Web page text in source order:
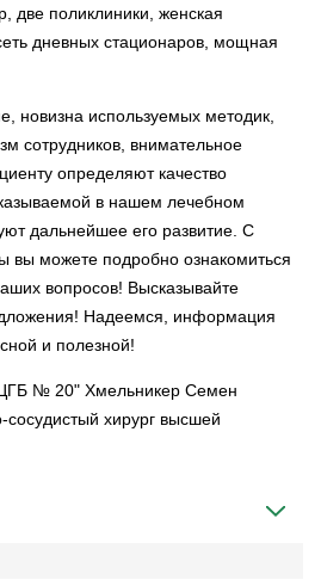
две поликлиники, женская
дневных стационаров, мощная
новизна используемых методик,
сотрудников, внимательное
определяют качество
в нашем лечебном
дальнейшее его развитие. С
вы можете подробно ознакомиться
вопросов! Высказывайте
Надеемся, информация
и полезной!
№ 20" Хмельникер Семен
хирург высшей